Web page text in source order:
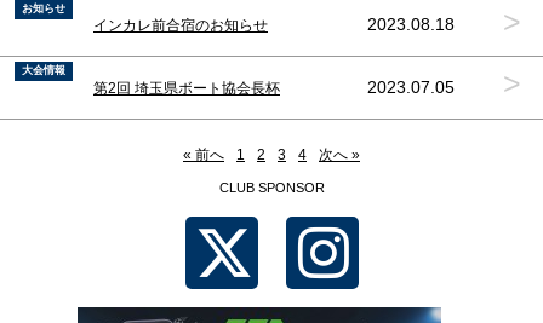
お知らせ
インカレ前合宿のお知らせ 2023.08.18 >
大会情報
第2回 埼玉県ボート協会長杯 2023.07.05 >
« 前へ 1 2 3 4 次へ »
CLUB SPONSOR